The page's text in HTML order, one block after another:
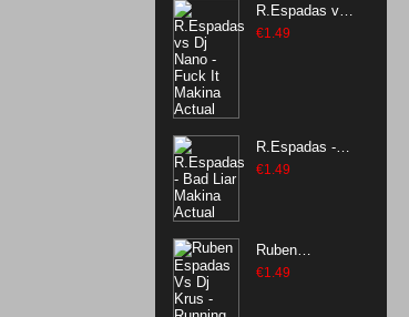
R.Espadas vs
Dj Nano - Fuck
€1.49
R.Espadas -
Bad Liar
€1.49
Ruben
Espadas Vs Dj
€1.49